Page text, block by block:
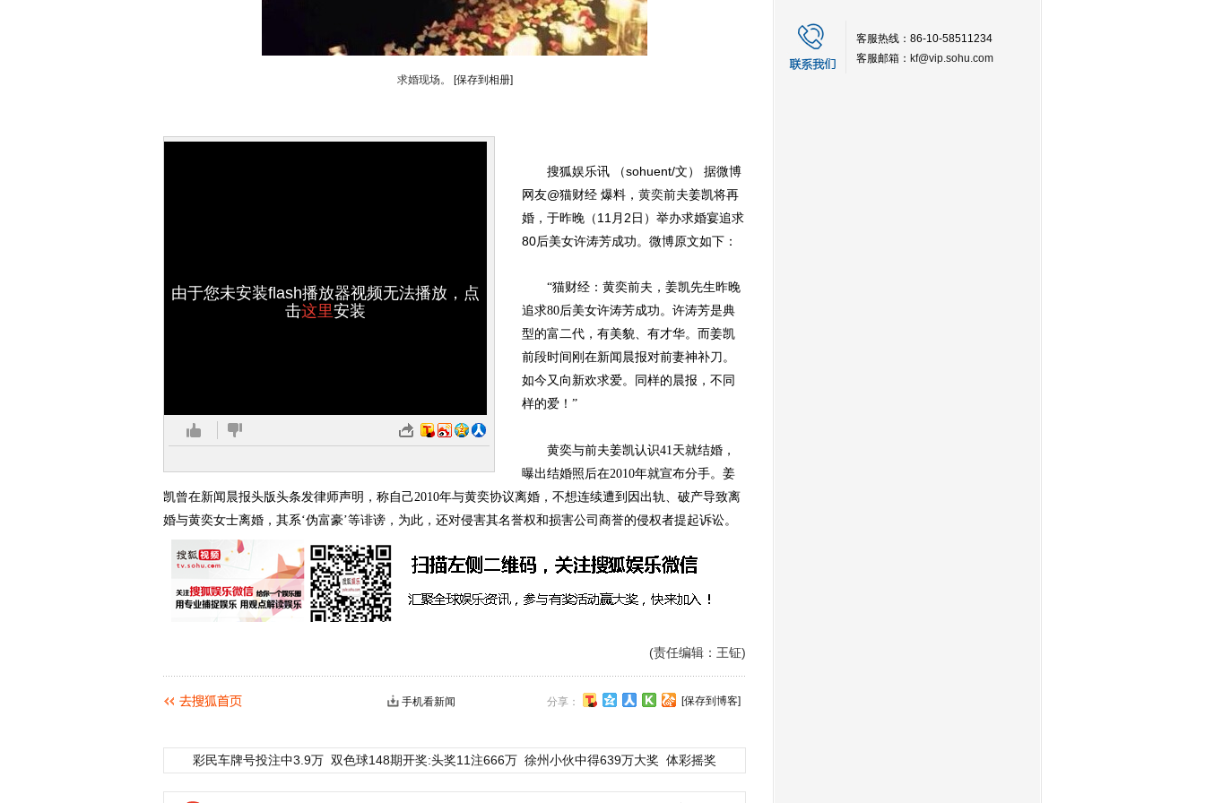
求婚现场。 [保存到相册]
由于您未安装flash播放器视频无法播放，点
击这里安装
搜狐娱乐讯 （sohuent/文） 据微博
网友@猫财经 爆料， 黄奕前夫姜凯将再
婚，于昨晚（11月2日）举办求婚宴追求
80后美女许涛芳成功。微博原文如下：
“猫财经：黄奕前夫，姜凯先生昨晚
追求80后美女许涛芳成功。许涛芳是典
型的富二代，有美貌、有才华。而姜凯
前段时间刚在新闻晨报对前妻神补刀。
如今又向新欢求爱。同样的晨报，不同
样的爱！”
黄奕与前夫姜凯认识41天就结婚，
曝出结婚照后在2010年就宣布分手。姜
凯曾在新闻晨报头版头条发律师声明，称自己2010年与黄奕协议离婚，不想连续遭到因出轨、破产导致离
婚与黄奕女士离婚，其系‘伪富豪’等诽谤，为此，还对侵害其名誉权和损害公司商誉的侵权者提起诉讼。
(责任编辑：王钲)
分享： [保存到博客]
手机看新闻
彩民车牌号投注中3.9万 双色球148期开奖:头奖11注666万 徐州小伙中得639万大奖 体彩摇奖
客服热线：86-10-58511234
客服邮箱： kf@vip.sohu.com